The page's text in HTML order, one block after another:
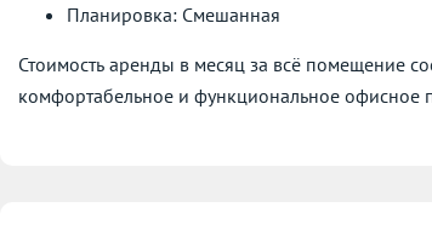
Планировка: Смешанная
Стоимость аренды в месяц за всё помещение
комфортабельное и функциональное офисное